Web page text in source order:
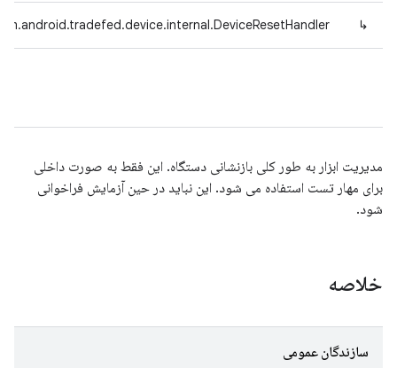
↳
مدیریت ابزار به طور کلی بازنشانی دستگاه. این فقط به صورت داخلی
برای مهار تست استفاده می شود. این نباید در حین آزمایش فراخوانی
شود.
خلاصه
سازندگان عمومی